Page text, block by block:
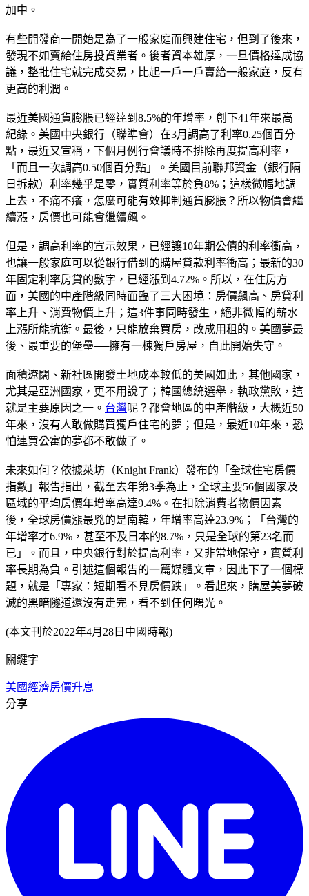
加中。
有些開發商一開始是為了一般家庭而興建住宅，但到了後來，
發現不如賣給住房投資業者。後者資本雄厚，一旦價格達成協
議，整批住宅就完成交易，比起一戶一戶賣給一般家庭，反有
更高的利潤。
最近美國通貨膨脹已經達到8.5%的年增率，創下41年來最高
紀錄。美國中央銀行（聯準會）在3月調高了利率0.25個百分
點，最近又宣稱，下個月例行會議時不排除再度提高利率，
「而且一次調高0.50個百分點」。美國目前聯邦資金（銀行隔
日拆款）利率幾乎是零，實質利率等於負8%；這樣微幅地調
上去，不痛不癢，怎麼可能有效抑制通貨膨脹？所以物價會繼
續漲，房價也可能會繼續飆。
但是，調高利率的宣示效果，已經讓10年期公債的利率衝高，
也讓一般家庭可以從銀行借到的購屋貸款利率衝高；最新的30
年固定利率房貸的數字，已經漲到4.72%。所以，在住房方
面，美國的中產階級同時面臨了三大困境：房價飆高、房貸利
率上升、消費物價上升；這3件事同時發生，絕非微幅的薪水
上漲所能抗衡。最後，只能放棄買房，改成用租的。美國夢最
後、最重要的堡壘──擁有一棟獨戶房屋，自此開始失守。
面積遼闊、新社區開發土地成本較低的美國如此，其他國家，
尤其是亞洲國家，更不用說了；韓國總統選舉，執政黨敗，這
就是主要原因之一。 台灣呢？都會地區的中產階級，大概近50
年來，沒有人敢做購買獨戶住宅的夢；但是，最近10年來，恐
怕連買公寓的夢都不敢做了。
未來如何？依據萊坊（Knight Frank）發布的「全球住宅房價
指數」報告指出，截至去年第3季為止，全球主要56個國家及
區域的平均房價年增率高達9.4%。在扣除消費者物價因素
後，全球房價漲最兇的是南韓，年增率高達23.9%；「台灣的
年增率才6.9%，甚至不及日本的8.7%，只是全球的第23名而
已」。而且，中央銀行對於提高利率，又非常地保守，實質利
率長期為負。引述這個報告的一篇媒體文章，因此下了一個標
題，就是「專家：短期看不見房價跌」。看起來，購屋美夢破
滅的黑暗隧道還沒有走完，看不到任何曙光。
(本文刊於2022年4月28日中國時報)
關鍵字
美國經濟房價升息
分享